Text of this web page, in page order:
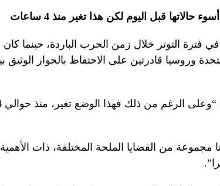
قبل اليوم لكن هذا تغير منذ 4 ساعات
التوتر خلال زمن الحرب الباردة، حينما كان
وروسيا قادرتين على الاحتفاظ بالحوار الوثيق
من القضايا الملحة المختلفة، ذات الأهمية